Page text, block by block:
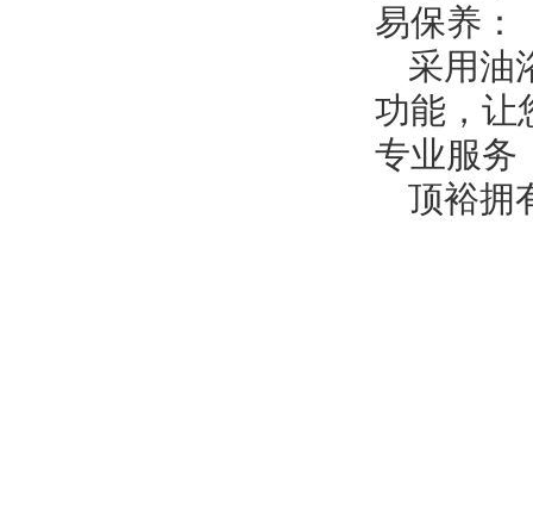
易保养：
采用油
功能，让
专业服务
顶裕拥